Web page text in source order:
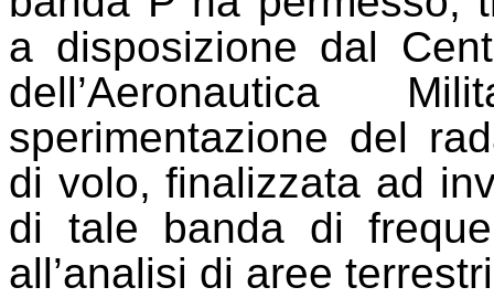
a disposizione dal
dell’Aeronautica
sperimentazione del
di volo, finalizzata ad
di tale banda di
all’analisi di aree